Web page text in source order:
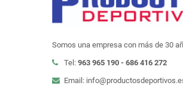
Somos una empresa con más de 30
Tel: 963 965 190 - 686 416 272
Email: